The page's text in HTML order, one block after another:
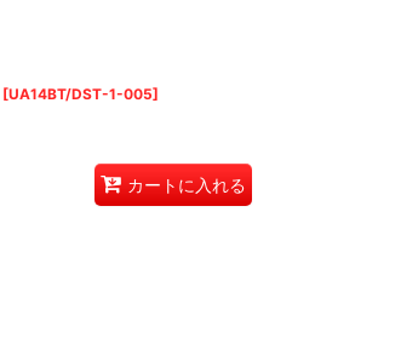
[UA14BT/DST-1-005]
カートに入れる